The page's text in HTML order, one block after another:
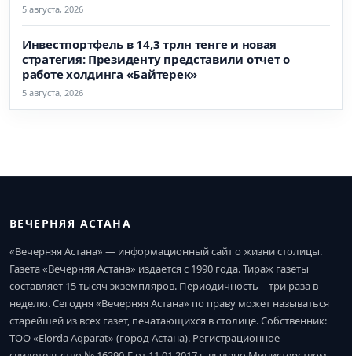
5 августа, 2026
Инвестпортфель в 14,3 трлн тенге и новая
стратегия: Президенту представили отчет о
работе холдинга «Байтерек»
5 августа, 2026
ВЕЧЕРНЯЯ АСТАНА
«Вечерняя Астана» — информационный сайт о жизни столицы.
Газета «Вечерняя Астана» издается с 1990 года. Тираж газеты
составляет 15 тысяч экземпляров. Периодичность – три раза в
неделю. Сегодня «Вечерняя Астана» по праву может называться
старейшей из всех газет, печатающихся в столице. Собственник:
ТОО «Elorda Aqparat» (город Астана). Регистрационное